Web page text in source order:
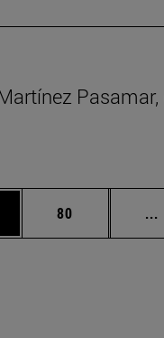
para desplazarse.
Página
80 ...